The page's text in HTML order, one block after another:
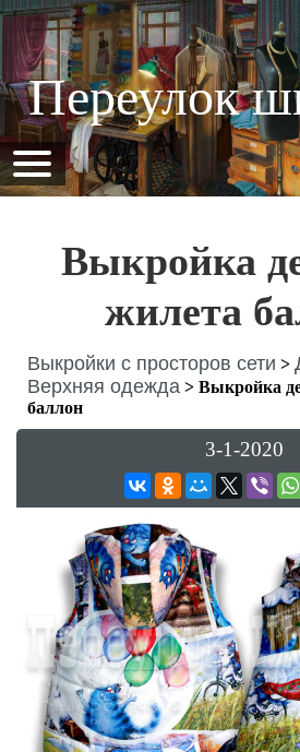
Переулок
Выкройка
жилета
Выкройки с просторов сети >
Верхняя одежда > Выкройка
баллон
3-1-2020